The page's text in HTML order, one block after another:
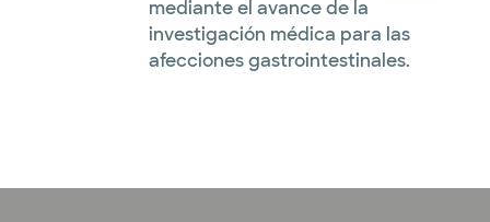
mediante el avance de la
investigación médica para las
afecciones gastrointestinales.